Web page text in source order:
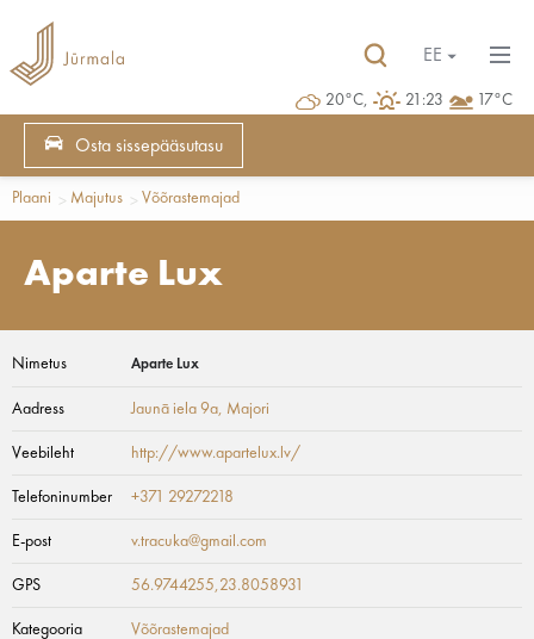
20°C, 21:23 17°C
EE
Osta sissepääsutasu
Plaani Majutus Võõrastemajad
Aparte Lux
Nimetus Aparte Lux
Aadress Jaunā iela 9a, Majori
Veebileht http://www.apartelux.lv/
Telefoninumber +371 29272218
E-post v.tracuka@gmail.com
GPS 56.9744255,23.8058931
Kategooria Võõrastemajad